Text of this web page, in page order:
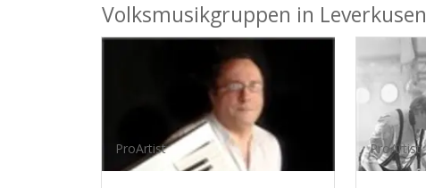
Volksmusikgruppen in Leverkusen
ProArtist ProArtist